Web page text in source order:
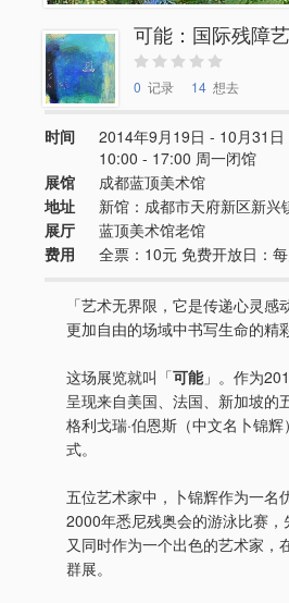
可能：国际残障
0 记录 14 想去
时间
2014年9月19日 - 10月31日
10:00 - 17:00 周一闭馆
展馆
成都蓝顶美术馆
地址
新馆：成都市天府新区新
展厅
蓝顶美术馆老馆
费用
全票：10元 免费开放日：
「艺术无界限，它是传递心灵
更加自由的场域中书写生命的精
这场展览就叫「可能」。作为
呈现来自美国、法国、新加坡的
格利戈瑞·伯恩斯（中文名卜锦
式。
五位艺术家中，卜锦辉作为一名
2000年悉尼残奥会的游泳比赛
又同时作为一个出色的艺术家
群展。